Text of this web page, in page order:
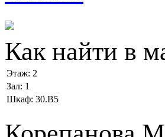
Как найти в
Этаж: 2
Зал: 1
Шкаф: 30.В5